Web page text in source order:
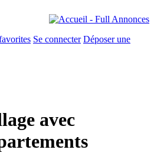
Se connecter Déposer une
avec